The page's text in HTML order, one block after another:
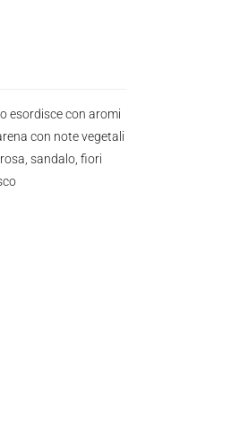
esordisce con aromi
con note vegetali
sandalo, fiori